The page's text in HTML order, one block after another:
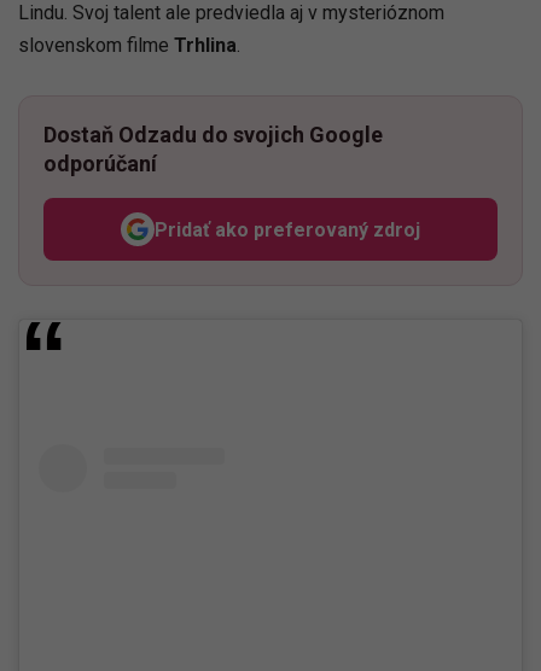
Lindu. Svoj talent ale predviedla aj v mysterióznom
slovenskom filme Trhlina.
Dostaň Odzadu do svojich Google
odporúčaní
Pridať ako preferovaný zdroj
Odzadu, odkaz sa otvorí v